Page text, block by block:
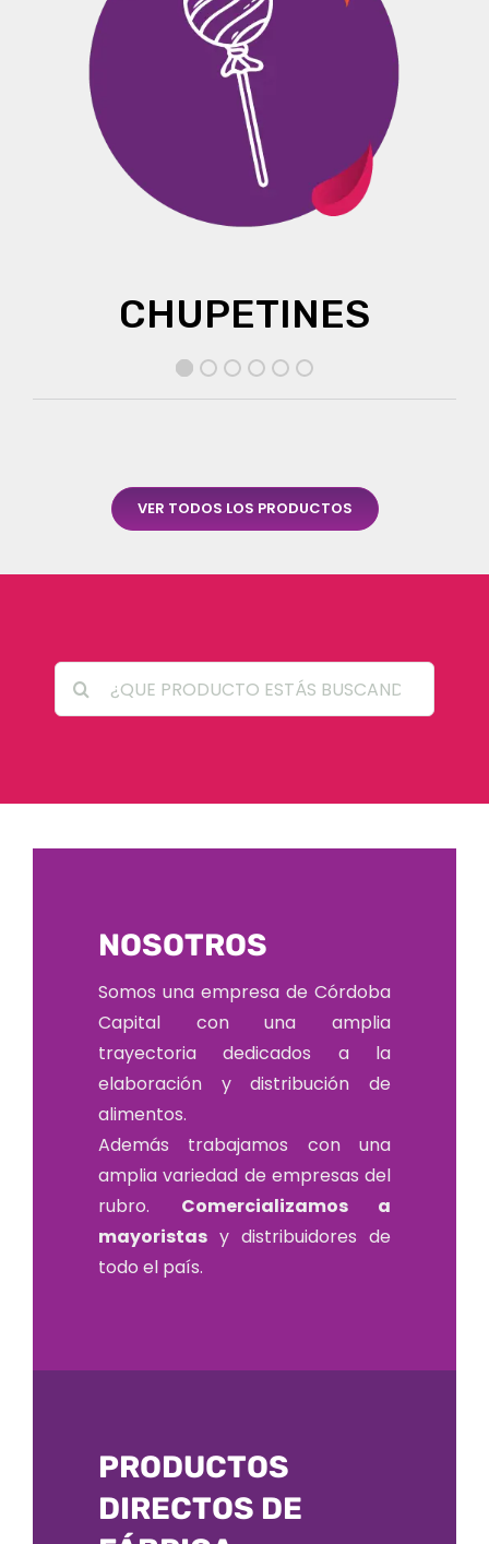
CHUPETINES
VER TODOS LOS PRODUCTOS
Search
for:
NOSOTROS
Somos una empresa de Córdoba
Capital con una amplia
trayectoria dedicados a la
elaboración y distribución de
alimentos.
Además trabajamos con una
amplia variedad de empresas del
rubro. Comercializamos a
mayoristasy distribuidores de
todo el país.
PRODUCTOS
DIRECTOS DE